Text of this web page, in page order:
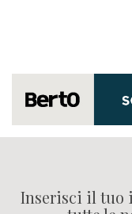
Inserisci il tuo